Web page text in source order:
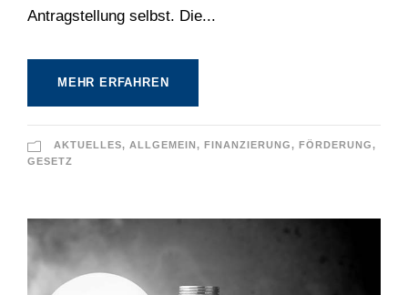
Antragstellung selbst. Die...
MEHR ERFAHREN
AKTUELLES, ALLGEMEIN, FINANZIERUNG, FÖRDERUNG,
GESETZ